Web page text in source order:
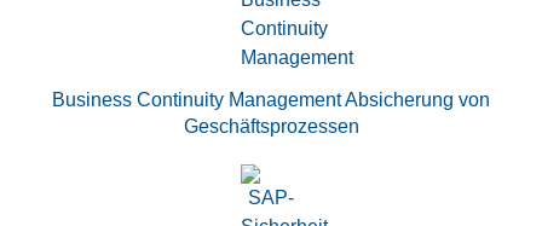
Business Continuity Management Absicherung von
Geschäftsprozessen